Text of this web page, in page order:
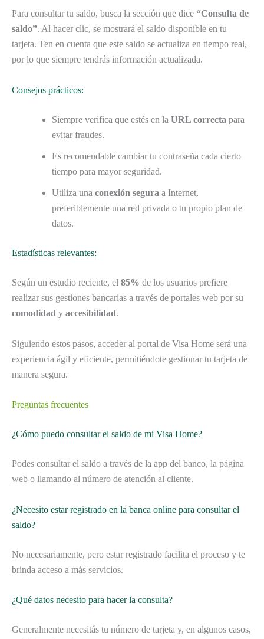
Para consultar tu saldo, busca la sección que dice “Consulta de
saldo”. Al hacer clic, se mostrará el saldo disponible en tu
tarjeta. Ten en cuenta que este saldo se actualiza en tiempo real,
por lo que siempre tendrás información actualizada.
Consejos prácticos:
Siempre verifica que estés en la URL correcta para
evitar fraudes.
Es recomendable cambiar tu contraseña cada cierto
tiempo para mayor seguridad.
Utiliza una conexión segura a Internet,
preferiblemente una red privada o tu propio plan de
datos.
Estadísticas relevantes:
Según un estudio reciente, el 85% de los usuarios prefiere
realizar sus gestiones bancarias a través de portales web por su
comodidad y accesibilidad.
Siguiendo estos pasos, acceder al portal de Visa Home será una
experiencia ágil y eficiente, permitiéndote gestionar tu tarjeta de
manera segura.
Preguntas frecuentes
¿Cómo puedo consultar el saldo de mi Visa Home?
Podes consultar el saldo a través de la app del banco, la página
web o llamando al número de atención al cliente.
¿Necesito estar registrado en la banca online para consultar el
saldo?
No necesariamente, pero estar registrado facilita el proceso y te
brinda acceso a más servicios.
¿Qué datos necesito para hacer la consulta?
Generalmente necesitás tu número de tarjeta y, en algunos casos,